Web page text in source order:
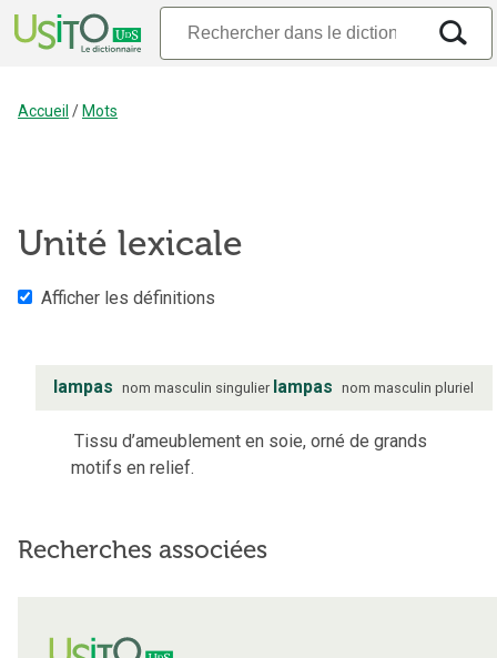
Accueil / Mots
Unité lexicale
Afficher les définitions
lampas nom masculin singulier lampas nom masculin pluriel
Tissu d’ameublement en soie, orné de grands
motifs en relief.
Recherches associées